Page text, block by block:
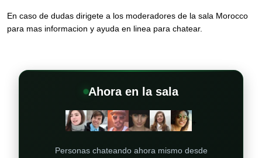
En caso de dudas dirigete a los moderadores de la sala Morocco
para mas informacion y ayuda en linea para chatear.
Ahora en la sala
Personas chateando ahora mismo desde